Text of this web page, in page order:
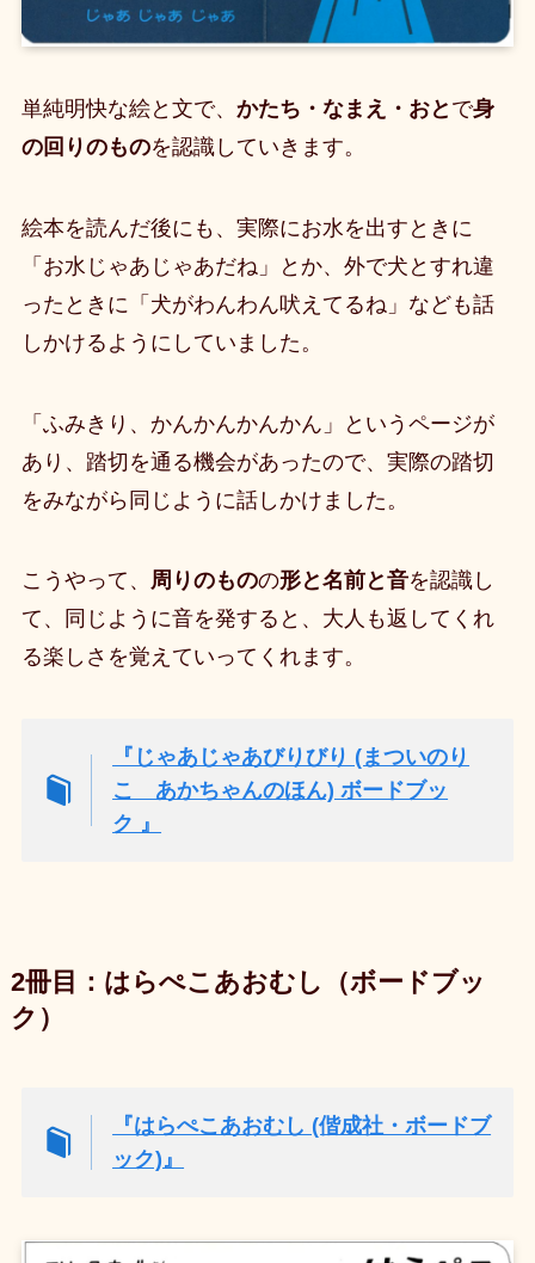
単純明快な絵と文で、 かたち・なまえ・おと で身
の回りのものを認識していきます。
絵本を読んだ後にも、実際にお水を出すときに
「お水じゃあじゃあだね」とか、外で犬とすれ違
ったときに「犬がわんわん吠えてるね」なども話
しかけるようにしていました。
「ふみきり、かんかんかんかん」というページが
あり、踏切を通る機会があったので、実際の踏切
をみながら同じように話しかけました。
こうやって、 周りのものの形と名前と音を認識し
て、同じように音を発すると、大人も返してくれ
る楽しさを覚えていってくれます。
『じゃあじゃあびりびり (まついのり
こ あかちゃんのほん) ボードブッ
ク 』
2冊目：はらぺこあおむし（ボードブッ
ク）
『はらぺこあおむし (偕成社・ボードブ
ック)』